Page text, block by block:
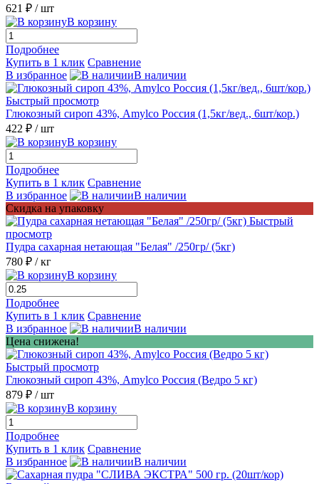
621 ₽ / шт
В корзину
Подробнее
Купить в 1 клик Сравнение
В избранное
В наличии
Быстрый просмотр
Глюкозный сироп 43%, Amylco Россия (1,5кг/вед., 6шт/кор.)
422 ₽ / шт
В корзину
Подробнее
Купить в 1 клик Сравнение
В избранное
В наличии
Скидка на упаковку
Быстрый
просмотр
Пудра сахарная нетающая "Белая" /250гр/ (5кг)
780 ₽ / кг
В корзину
Подробнее
Купить в 1 клик Сравнение
В избранное
В наличии
Цена снижена!
Быстрый просмотр
Глюкозный сироп 43%, Amylco Россия (Ведро 5 кг)
879 ₽ / шт
В корзину
Подробнее
Купить в 1 клик Сравнение
В избранное
В наличии